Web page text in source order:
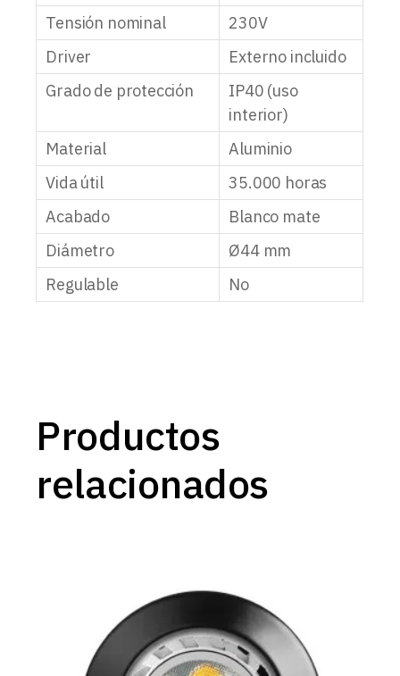
Tensión nominal
230V
Driver
Externo incluido
Grado de protección
IP40 (uso
interior)
Material
Aluminio
Vida útil
35.000 horas
Acabado
Blanco mate
Diámetro
Ø44 mm
Regulable
No
Productos
relacionados